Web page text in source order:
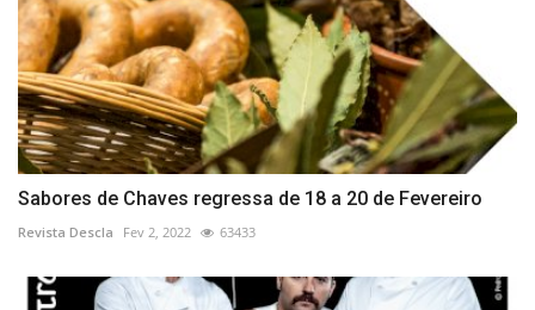
Sabores de Chaves regressa de 18 a 20 de Fevereiro
Revista Descla Fev 2, 2022 63433